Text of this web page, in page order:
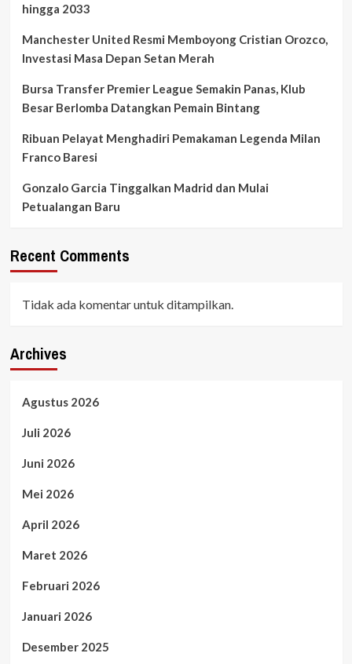
Sorotan
di
PialaDuniaNews.com
hingga 2033
Manchester United Resmi Memboyong Cristian Orozco,
Investasi Masa Depan Setan Merah
Bursa Transfer Premier League Semakin Panas, Klub
Besar Berlomba Datangkan Pemain Bintang
Ribuan Pelayat Menghadiri Pemakaman Legenda Milan
Franco Baresi
Gonzalo Garcia Tinggalkan Madrid dan Mulai
Petualangan Baru
Recent Comments
Tidak ada komentar untuk ditampilkan.
Archives
Agustus 2026
Juli 2026
Juni 2026
Mei 2026
April 2026
Maret 2026
Februari 2026
Januari 2026
Desember 2025